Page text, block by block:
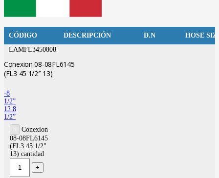
CÓDIGO DESCRIPCIÓN D.N
HOSE
LAMFL3450808
Conexion 08-08FL6145
(FL3 45 1/2″ 13)
-8
1/2”
12.8
1/2”
Conexion
08-08FL6145
(FL3 45 1/2"
13) cantidad